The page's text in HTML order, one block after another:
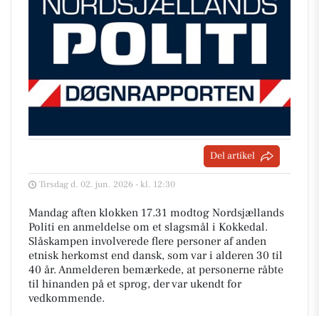
Del artikel
Tirsdag d. 02. jun. 2026 - kl. 12:30
Mandag aften klokken 17.31 modtog Nordsjællands
Politi en anmeldelse om et slagsmål i Kokkedal.
Slåskampen involverede flere personer af anden
etnisk herkomst end dansk, som var i alderen 30 til
40 år. Anmelderen bemærkede, at personerne råbte
til hinanden på et sprog, der var ukendt for
vedkommende.